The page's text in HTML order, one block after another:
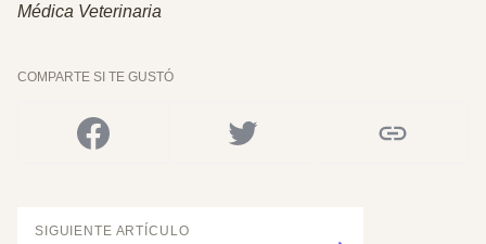
Médica Veterinaria
COMPARTE SI TE GUSTÓ
SIGUIENTE ARTÍCULO